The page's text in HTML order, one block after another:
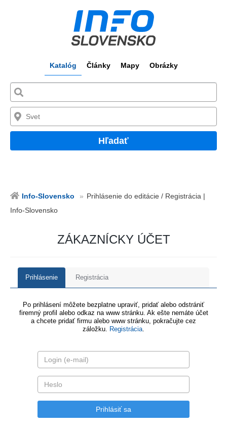
Katalóg Články Mapy Obrázky
Hľadať
Info-Slovensko
Prihlásenie do editácie / Registrácia |
Info-Slovensko
ZÁKAZNÍCKY ÚČET
Prihlásenie Registrácia
Po prihlásení môžete bezplatne upraviť, pridať alebo odstrániť
firemný profil alebo odkaz na www stránku. Ak ešte nemáte účet
a chcete pridať firmu alebo www stránku, pokračujte cez
záložku. Registrácia.